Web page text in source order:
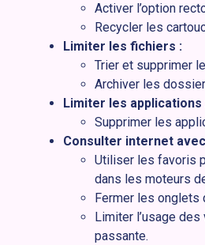
Activer l’option
Recycler les
Limiter les fichiers :
Trier et supprimer
Archiver les
Limiter les applications
Supprimer les
Consulter internet
Utiliser les favoris
dans les moteurs
Fermer les onglets
Limiter l’usage
passante.